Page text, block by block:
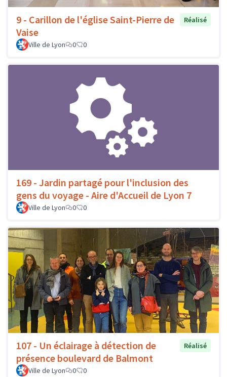
9 - Carillon de l'église Saint-Pierre de
Vaise
Réalisé
Ville de Lyon 0 0
169 - Jardin partagé pour l'inclusion des
gens du voyage - Aire d'Accueil de Lyon 7
Ville de Lyon 0 0
107 - Un éclairage à détection de
présence boulevard de Balmont
Réalisé
Ville de Lyon 0 0